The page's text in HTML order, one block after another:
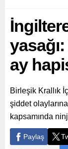
ay
Birleşik Krallık
şiddet
kapsamında
Paylaş